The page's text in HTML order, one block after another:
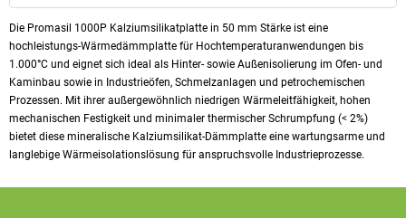
Die Promasil 1000P Kalziumsilikatplatte in 50 mm Stärke ist eine
hochleistungs-Wärmedämmplatte für Hochtemperaturanwendungen bis
1.000°C und eignet sich ideal als Hinter- sowie Außenisolierung im Ofen- und
Kaminbau sowie in Industrieöfen, Schmelzanlagen und petrochemischen
Prozessen. Mit ihrer außergewöhnlich niedrigen Wärmeleitfähigkeit, hohen
mechanischen Festigkeit und minimaler thermischer Schrumpfung (< 2%)
bietet diese mineralische Kalziumsilikat-Dämmplatte eine wartungsarme und
langlebige Wärmeisolationslösung für anspruchsvolle Industrieprozesse.